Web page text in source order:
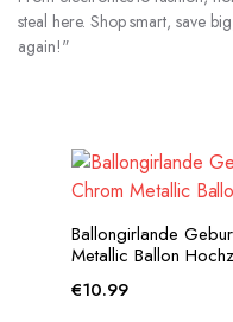
steal here. Shop smart, save
again!"
Ballongirlande
Metallic Ballon
€10.99